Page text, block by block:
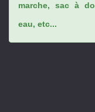
marche, sac à
eau, etc...